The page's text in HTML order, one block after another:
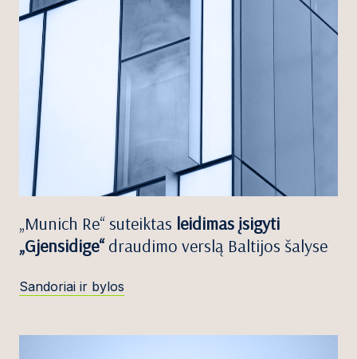
„Munich Re“ suteiktas leidimas įsigyti
„Gjensidige“draudimo verslą Baltijos šalyse
Sandoriai ir bylos